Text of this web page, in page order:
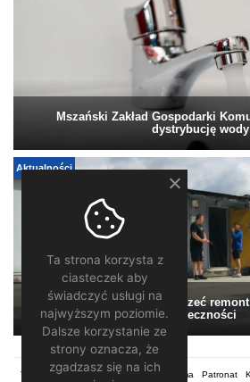
Mszański Zakład Gospodarki
dystrybucję wody
Aktualności
Pomagamy. Warto wesprzeć
społeczności
Regulamin Redakcja Reklama Patronat
Ta strona korzysta z
ciasteczek aby
świadczyć usługi na
najwyższym poziomie.
Dalsze korzystanie ze
strony oznacza, że
zgadzasz się na ich